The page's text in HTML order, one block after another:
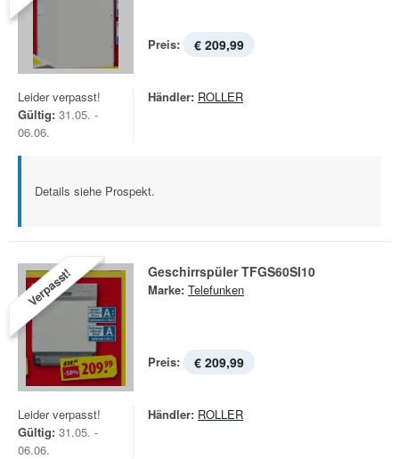
Preis: € 209,99
Leider verpasst!
Gültig: 31.05. -
06.06.
Händler: ROLLER
Details siehe Prospekt.
Verpasst! Geschirrspüler TFGS60SI10
Marke: Telefunken
Preis: € 209,99
Leider verpasst!
Gültig: 31.05. -
06.06.
Händler: ROLLER